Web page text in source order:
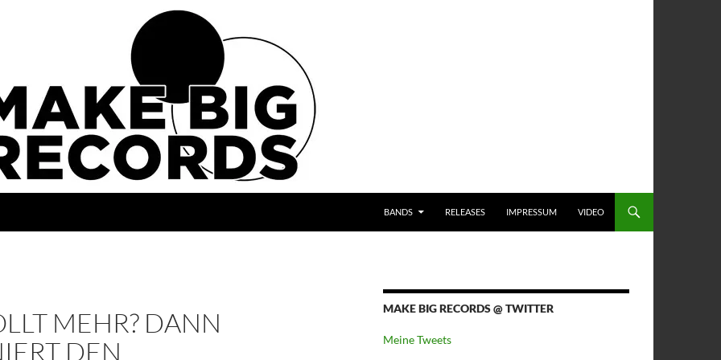
BANDS RELEASES IMPRESSUM VIDEO
MEHR? DANN
DEN
MAKE BIG RECORDS @ TWITTER
Meine Tweets